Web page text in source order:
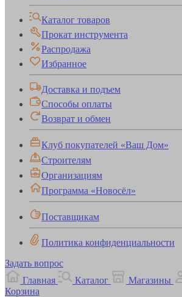
Каталог товаров
Прокат инструмента
Распродажа
Избранное
Доставка и подъем
Способы оплаты
Возврат и обмен
Клуб покупателей «Ваш Дом»
Строителям
Организациям
Программа «Новосёл»
Поставщикам
Политика конфиденциальности
Задать вопрос
Главная
Каталог Магазины
Корзина